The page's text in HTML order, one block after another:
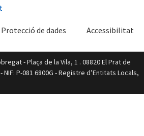
Accessibilitat
Protecció de dades
- Plaça de la Vila, 1 . 08820 El Prat de
NIF: P-081 6800G - Registre d’Entitats Locals,